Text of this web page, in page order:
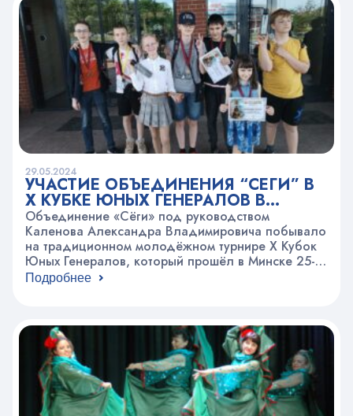
29.05.2024
УЧАСТИЕ ОБЪЕДИНЕНИЯ “СЁГИ” В
X КУБКЕ ЮНЫХ ГЕНЕРАЛОВ В
МИНСКЕ
Объединение «Сёги» под руководством
Каленова Александра Владимировича побывало
на традиционном молодёжном турнире X Кубок
Юных Генералов, который прошёл в Минске 25-
26 мая. Всего в турнире приняло участие 60
место до 10 лет, Шаклеин Артём (Сергиев
Посад) – 2 место до 11 лет, Аверин…
Подробнее